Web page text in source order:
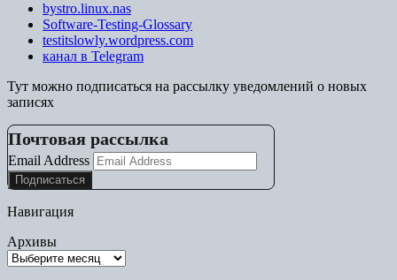
bystro.linux.nas
Software-Testing-Glossary
testitslowly.wordpress.com
канал в Telegram
Тут можно подписаться на рассылку уведомлений о новых
записях
Почтовая рассылка
Email Address
Навигация
Архивы